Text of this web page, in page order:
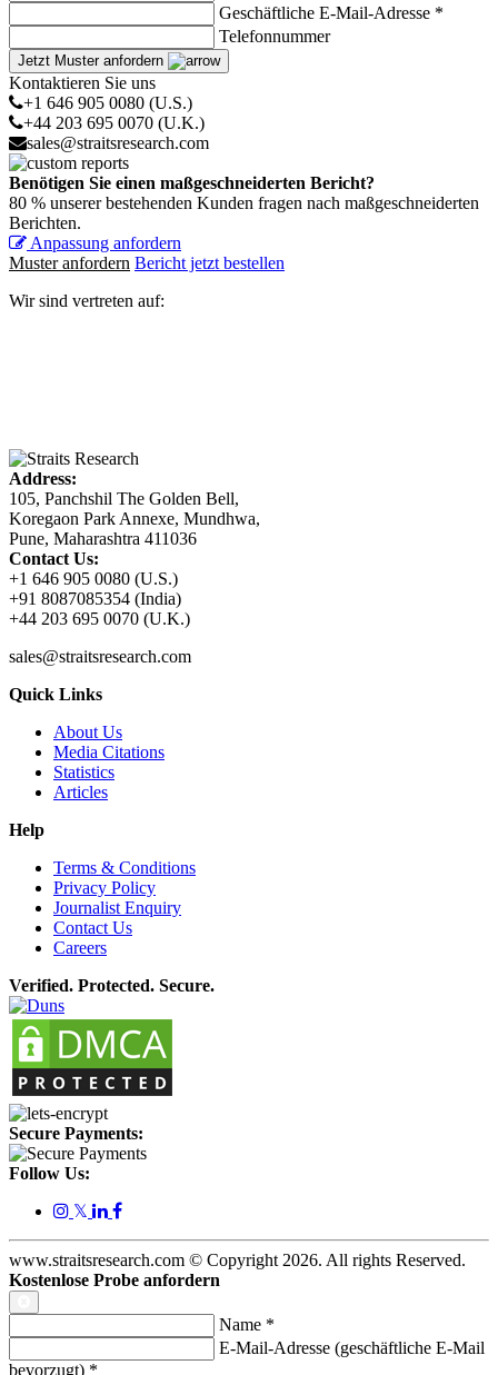
Geschäftliche E-Mail-Adresse *
Telefonnummer
Jetzt Muster anfordern
Kontaktieren Sie uns
+1 646 905 0080 (U.S.)
+44 203 695 0070 (U.K.)
sales@straitsresearch.com
Benötigen Sie einen maßgeschneiderten Bericht?
80 % unserer bestehenden Kunden fragen nach maßgeschneiderten
Berichten.
Anpassung anfordern
Muster anfordern Bericht jetzt bestellen
Wir sind vertreten auf:
Address:
105, Panchshil The Golden Bell,
Koregaon Park Annexe, Mundhwa,
Pune, Maharashtra 411036
Contact Us:
+1 646 905 0080 (U.S.)
+91 8087085354 (India)
+44 203 695 0070 (U.K.)
sales@straitsresearch.com
Quick Links
About Us
Media Citations
Statistics
Articles
Help
Terms & Conditions
Privacy Policy
Journalist Enquiry
Contact Us
Careers
Verified. Protected. Secure.
Secure Payments:
Follow Us:
𝕏
www.straitsresearch.com © Copyright 2026. All rights Reserved.
Kostenlose Probe anfordern
Name *
E-Mail-Adresse (geschäftliche E-Mail
bevorzugt) *